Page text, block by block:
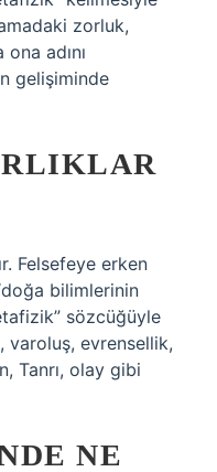
zorluk,
adını
gelişiminde
Felsefeye erken
bilimlerinin
sözcüğüyle
varoluş, evrensellik,
Tanrı, olay gibi
NE